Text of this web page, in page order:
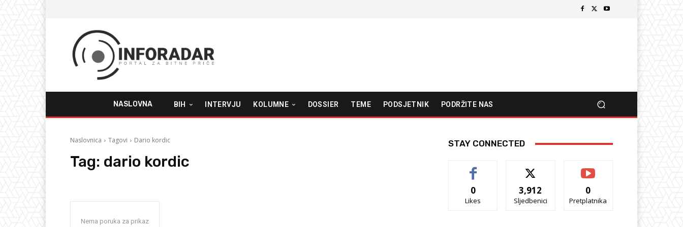
NASLOVNA BIH INTERVJU KOLUMNE DOSSIER TEME PODSJETNIK PODRŽITE NAS
Naslovnica Tagovi Dario kordic
Tag: dario kordic
Nema poruka za prikaz
STAY CONNECTED
0
Likes
3,912
Sljedbenici
0
Pretplatnika